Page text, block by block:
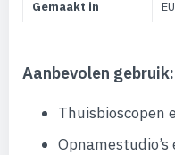
Gemaakt in
EU
Aanbevolen gebruik:
Thuisbioscopen